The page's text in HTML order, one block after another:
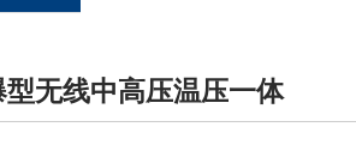
型无线中高压温压一体